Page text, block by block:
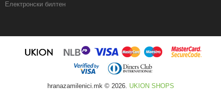
Електронски билтен
hranazamilenici.mk © 2026. UKION SHOPS